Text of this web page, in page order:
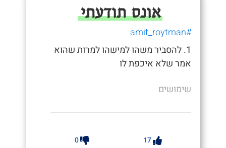
אונס תודעתי
#amit_roytman
1. להסביר משהו למישהו למרות שהוא
אמר שלא איכפת לו
שימושים
17
0